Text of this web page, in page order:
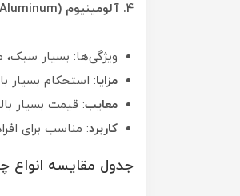
4. آلومینیوم (Aluminum)
ویژگی‌ها: بسیار سبک،
مزایا: استحکام بسیار
معایب: قیمت بسیار
کاربرد: مناسب برای
جدول مقایسه انواع